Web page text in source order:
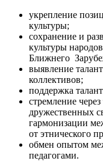
укрепление
культуры;
сохранение и
культуры
Ближнего
выявление
коллективов;
поддержка
стремление
дружественных
гармонизации
от этнического
обмен опытом
педагогами.